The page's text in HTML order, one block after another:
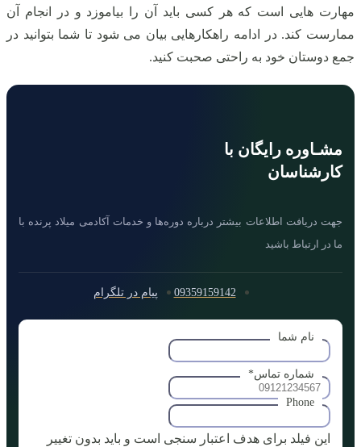
مهارت هایی است که هر کسی باید آن را بیاموزد و در انجام آن
ممارست کند. در ادامه راهکارهایی بیان می شود تا شما بتوانید در
جمع دوستان خود به راحتی صحبت کنید.
مشـاوره رایگان با
کارشناسان
جهت دریافت اطلاعات بیشتر درباره دوره‌ها و خدمات آکادمی میلاد پرنده با
ما در ارتباط باشید
09359159142 پیام در تلگرام
نام شما
شماره تماس*
Phone
این فیلد برای هدف اعتبار سنجی است و باید بدون تغییر